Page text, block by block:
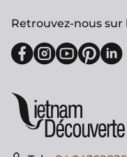
Retrouvez-nous sur